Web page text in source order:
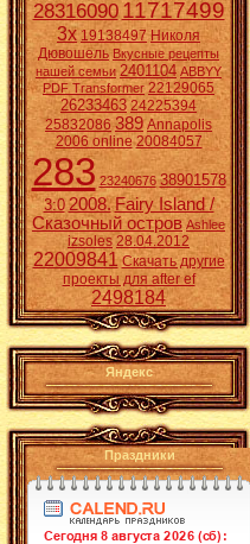
2831609011717499
3x 19138497 Николя
Дювошель Вкусные рецепты
нашей семьи 2401104 ABBYY
PDF Transformer 22129065
26233463 24225394
25832086 389 Annapolis
2006 online 20084057
283 23240676 38901578
3:0 2008. Fairy Island /
Сказочный остров Ashlee
izsoles 28.04.2012
22009841 Скачать другие
проекты для after ef
2498184
Яндекс
Праздники